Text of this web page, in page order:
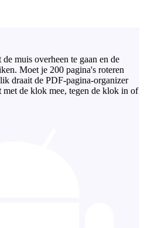
de muis overheen te gaan en de
Moet je 200 pagina's roteren
draait de PDF-pagina-organizer
met de klok mee, tegen de klok in of